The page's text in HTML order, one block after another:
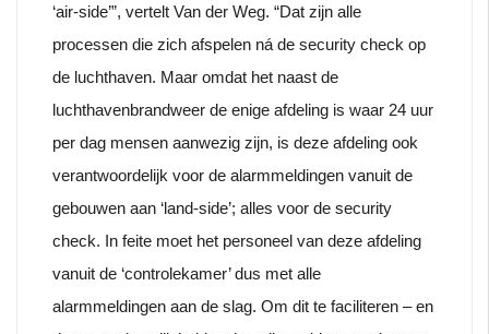
‘air-side’”, vertelt Van der Weg. “Dat zijn alle
processen die zich afspelen ná de security check op
de luchthaven. Maar omdat het naast de
luchthavenbrandweer de enige afdeling is waar 24 uur
per dag mensen aanwezig zijn, is deze afdeling ook
verantwoordelijk voor de alarmmeldingen vanuit de
gebouwen aan ‘land-side’; alles voor de security
check. In feite moet het personeel van deze afdeling
vanuit de ‘controlekamer’ dus met alle
alarmmeldingen aan de slag. Om dit te faciliteren – en